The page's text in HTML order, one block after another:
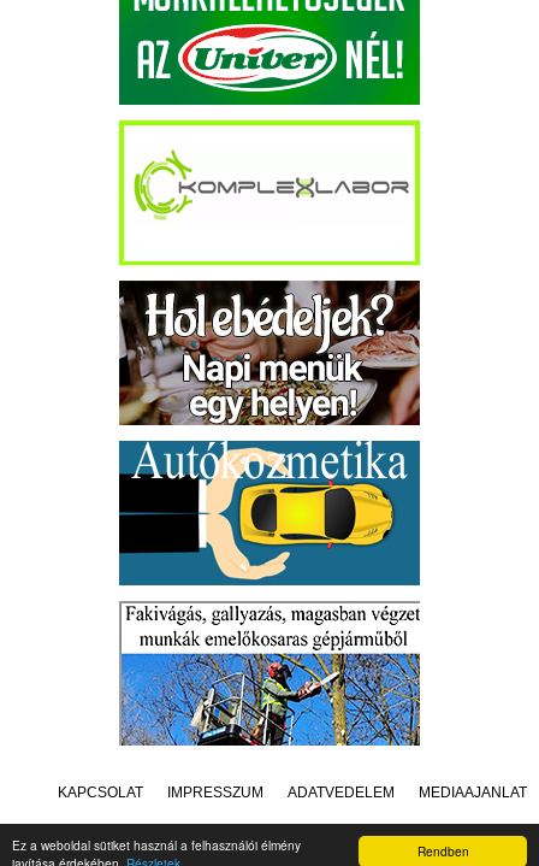
Rendben
Ez a weboldal sütiket használ a felhasználói élmény
KAPCSOLAT IMPRESSZUM ADATVÉDELEM MÉDIAAJÁNLAT